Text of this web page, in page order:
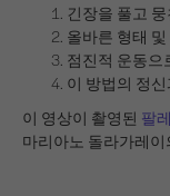
긴장을 풀고
올바른 형태
점진적 운동으
이 방법의 정
이 영상이 촬영된 팔
마리아노 돌라가레이